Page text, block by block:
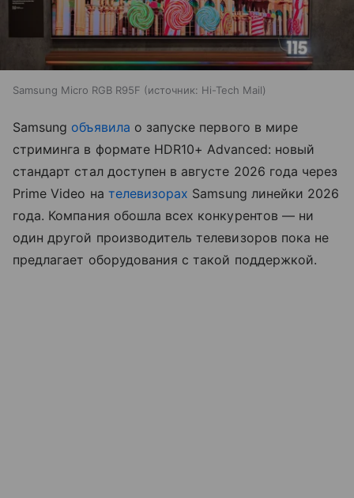
Samsung Micro RGB R95F источник: Hi-Tech Mail
Samsung объявила о запуске первого в мире
стриминга в формате HDR10+ Advanced: новый
стандарт стал доступен в августе 2026 года через
Prime Video на телевизорах Samsung линейки 2026
года. Компания обошла всех конкурентов — ни
один другой производитель телевизоров пока не
предлагает оборудования с такой поддержкой.